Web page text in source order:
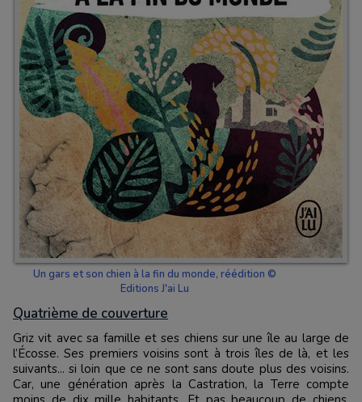
Un gars et son chien à la fin du monde, réédition ©
Editions J'ai Lu
Quatrième de couverture
Griz vit avec sa famille et ses chiens sur une île au large de
l’Écosse. Ses premiers voisins sont à trois îles de là, et les
suivants... si loin que ce ne sont sans doute plus des voisins.
Car, une génération après la Castration, la Terre compte